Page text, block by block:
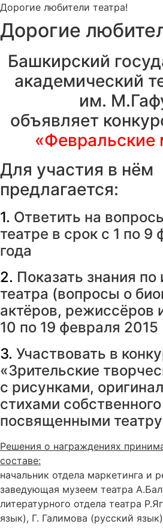
Дорогие любители театра!
Дорогие
Башкирский
академический
им.
объявляет
«Февральские
Для участия в нём
предлагается:
1. Ответить на
театре в срок с 1 по 9
года
2. Показать знания по
театра (вопросы о
актёров, режиссёров
10 по 19 февраля 2015
3. Участвовать в
«Зрительские
с рисунками,
стихами
посвященными
Решения о награждениях
составе:
начальник отдела маркетинга и
заведующая музеем театра
литературного отдела театра
язык), Г. Галимова (русский